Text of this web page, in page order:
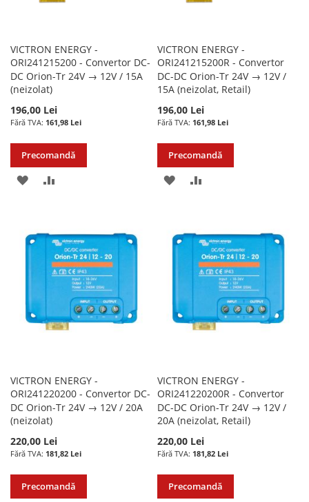
VICTRON ENERGY -
ORI241215200 - Convertor DC-
DC Orion-Tr 24V → 12V / 15A
(neizolat)
196,00 Lei
161,98 Lei
Precomandă
ADAUGATI
DE
DORINTE
VICTRON ENERGY -
ORI241215200R - Convertor
DC-DC Orion-Tr 24V → 12V /
15A (neizolat, Retail)
196,00 Lei
161,98 Lei
Precomandă
ADAUGATI
DE
DORINTE
VICTRON ENERGY -
ORI241220200 - Convertor DC-
DC Orion-Tr 24V → 12V / 20A
(neizolat)
220,00 Lei
181,82 Lei
Precomandă
VICTRON ENERGY -
ORI241220200R - Convertor
DC-DC Orion-Tr 24V → 12V /
20A (neizolat, Retail)
220,00 Lei
181,82 Lei
Precomandă